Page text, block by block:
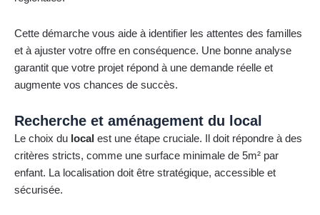
Cette démarche vous aide à identifier les attentes des familles
et à ajuster votre offre en conséquence. Une bonne analyse
garantit que votre projet répond à une demande réelle et
augmente vos chances de succès.
Recherche et aménagement du local
Le choix du local est une étape cruciale. Il doit répondre à des
critères stricts, comme une surface minimale de 5m² par
enfant. La localisation doit être stratégique, accessible et
sécurisée.